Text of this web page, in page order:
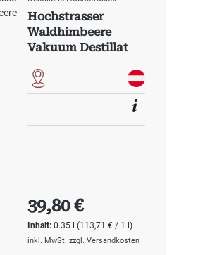
Hochstrasser
Waldhimbeere
Vakuum Destillat
Inhalt:0.35 l(113,71 € / 1 l)
Regulärer Preis:
39,80 €
inkl. MwSt. zzgl. Versandkosten